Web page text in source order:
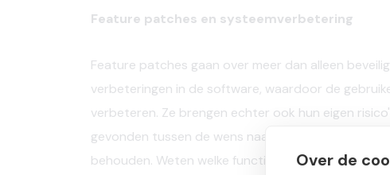
Feature patches en systeemverbetering
Feature patches gaan over meer dan alleen
verbeteringen in de software, waardoor de
verbeteren. Ze brengen echter ook hun eigen
gevonden tussen de wens naar extra
behouden. Weten welke functiepatches je moet
Over de